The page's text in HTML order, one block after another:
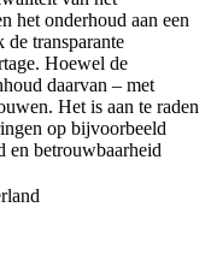
het onderhoud aan een
transparante
Hoewel de
daarvan – met
Het is aan te raden
op bijvoorbeeld
en betrouwbaarheid